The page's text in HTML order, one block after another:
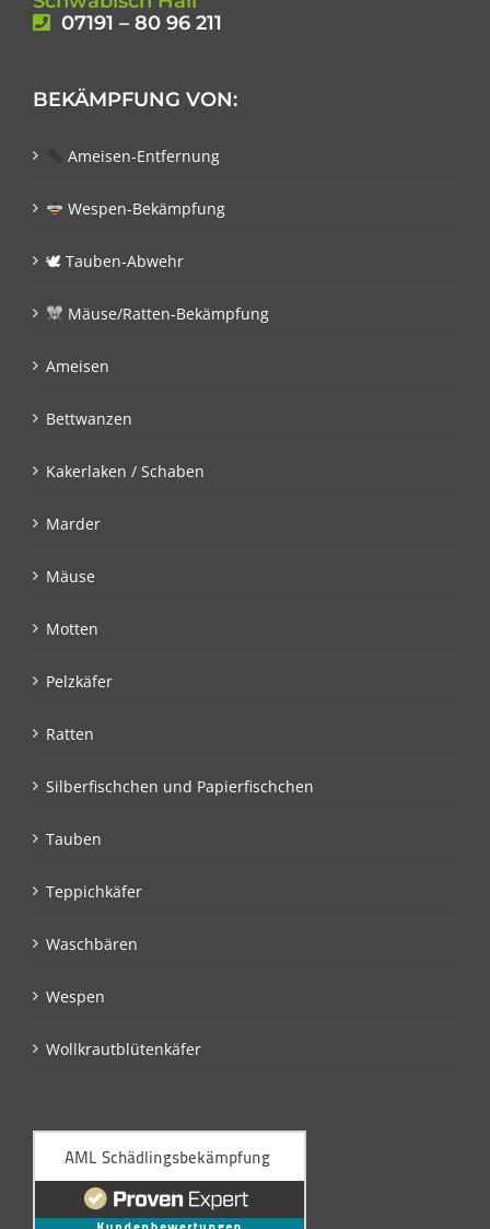
07191 – 80 96 211
BEKÄMPFUNG VON:
Ameisen-Entfernung
Wespen-Bekämpfung
🕊 Tauben-Abwehr
Mäuse/Ratten-Bekämpfung
Ameisen
Bettwanzen
Kakerlaken / Schaben
Marder
Mäuse
Motten
Pelzkäfer
Ratten
Silberfischchen und Papierfischchen
Tauben
Teppichkäfer
Waschbären
Wespen
Wollkrautblütenkäfer